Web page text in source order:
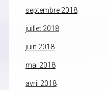
septembre 2018
juillet 2018
juin 2018
mai 2018
avril 2018